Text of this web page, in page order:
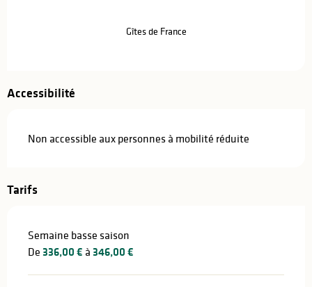
Gîtes de France
Accessibilité
Non accessible aux personnes à mobilité réduite
Tarifs
Semaine basse saison
De 336,00 € à 346,00 €